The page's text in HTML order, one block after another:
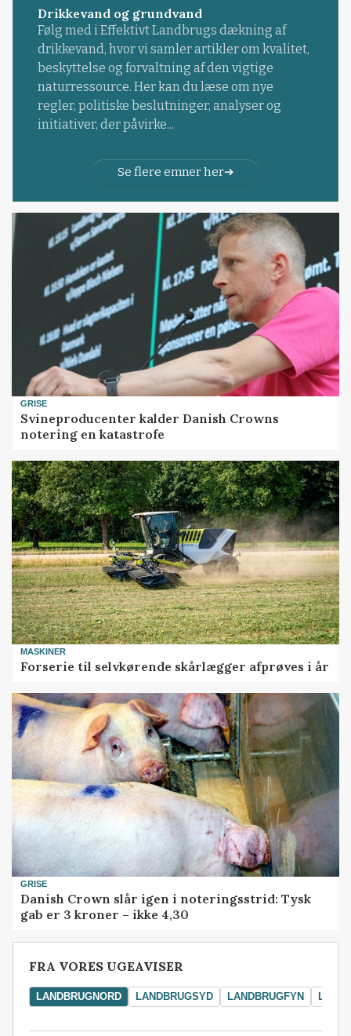
Drikkevand og grundvand
Følg med i Effektivt Landbrugs dækning af
drikkevand, hvor vi samler artikler om kvalitet,
beskyttelse og forvaltning af den vigtige
naturressource. Her kan du læse om nye
regler, politiske beslutninger, analyser og
initiativer, der påvirke...
Se flere emner her
GRISE
Svineproducenter kalder Danish Crowns
notering en katastrofe
MASKINER
Forserie til selvkørende skårlægger afprøves i år
GRISE
Danish Crown slår igen i noteringsstrid: Tysk
gab er 3 kroner – ikke 4,30
FRA VORES UGEAVISER
LANDBRUGNORD LANDBRUGSYD LANDBRUGFYN